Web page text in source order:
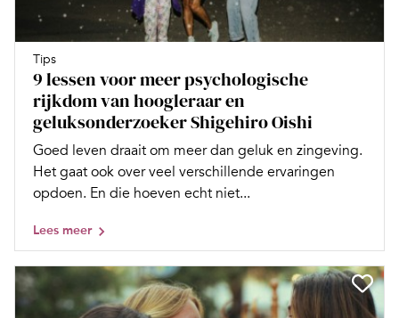
Tips
9 lessen voor meer psychologische
rijkdom van hoogleraar en
geluksonderzoeker Shigehiro Oishi
Goed leven draait om meer dan geluk en zingeving.
Het gaat ook over veel verschillende ervaringen
opdoen. En die hoeven echt niet...
Lees meer